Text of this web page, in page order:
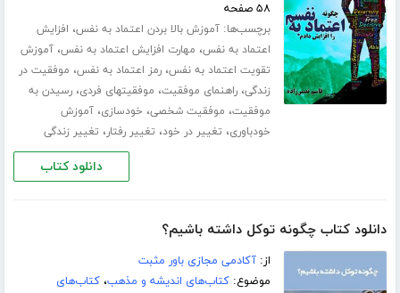
۵۸ صفحه
برچسب‌ها:آموزش بالا بردن اعتماد به نفس، افزایش
اعتماد به نفس، مهارت افزایش اعتماد به نفس،آموزش
تقویت اعتماد به نفس،رمز اعتماد به نفس، موفقیت در
زندگی،راهنمای موفقیت، موفقیتهای فردی،رسیدن به
موفقیت، موفقیت شخصی، خودسازی،آموزش
خودباوری، تغییر در خود، تغییر رفتار، تغییر زندگی
دانلود کتاب
دانلود کتاب چگونه توکل داشته باشیم؟
از:آکادمی مجازی باور مثبت
موضوع:کتاب‌های اندیشه و مذهب،کتاب‌های